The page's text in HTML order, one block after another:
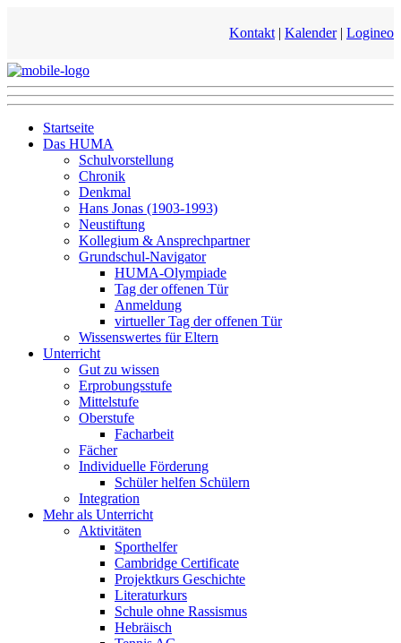
Kontakt | Kalender| Logineo
Startseite
Das HUMA
Schulvorstellung
Chronik
Denkmal
Hans Jonas (1903-1993)
Neustiftung
Kollegium & Ansprechpartner
Grundschul-Navigator
HUMA-Olympiade
Tag der offenen Tür
Anmeldung
virtueller Tag der offenen Tür
Wissenswertes für Eltern
Unterricht
Gut zu wissen
Erprobungsstufe
Mittelstufe
Oberstufe
Facharbeit
Fächer
Individuelle Förderung
Schüler helfen Schülern
Integration
Mehr als Unterricht
Aktivitäten
Sporthelfer
Cambridge Certificate
Projektkurs Geschichte
Literaturkurs
Schule ohne Rassismus
Hebräisch